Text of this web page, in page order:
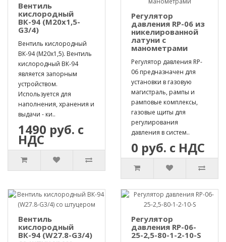
Вентиль
кислородный
ВК-94 (М20х1,5-
G3/4)
Вентиль кислородный
ВК-94 (М20х1,5). Вентиль
кислородный ВК-94
является запорным
устройством.
Используется для
наполнения, хранения и
выдачи - ки..
1490 руб. с
НДС
Регулятор
давления RP-06 из
никелированной
латуни с
манометрами
Регулятор давления RP-
06 предназначен для
установки в газовую
магистраль, рампы и
рамповые комплексы,
газовые щиты для
регулирования
давления в систем..
0 руб. с НДС
Вентиль
кислородный
ВК-94 (W27.8-G3/4)
Регулятор
давления RP-06-
25-2,5-80-1-2-10-S